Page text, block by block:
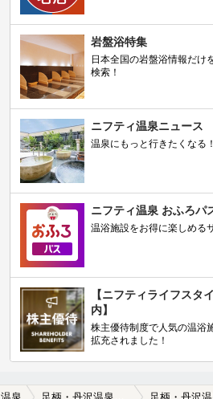
岩盤浴特集
日本全国の岩盤浴情報だけ
検索！
ニフティ温泉ニュース
温泉にもっと行きたくなる
ニフティ温泉 おふろパ
温浴施設をお得に楽しめる
【ニフティライフスタ
内】
株主優待制度で人気の温浴
拡充されました！